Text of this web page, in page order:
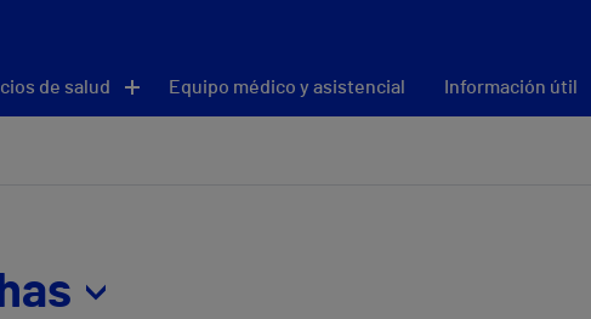
de salud Equipo médico y asistencial Información útil